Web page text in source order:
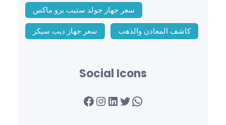
سعر جهاز جولد ستيب برو ماكس
سعر جهاز ديب سيكر
كاشف المعادن والذهب
Social Icons
Facebook InstagramLinkedIn Twitter WhatsApp